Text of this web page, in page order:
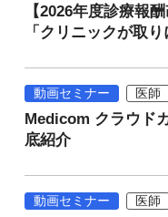
【2026年度診療報
「クリニックが取
動画セミナー 医師
Medicom クラウド
底紹介
動画セミナー 医師